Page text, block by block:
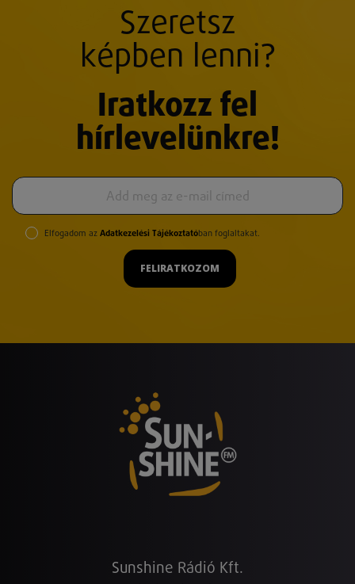
Szeretsz
képben lenni?
Iratkozz fel
hírlevelünkre!
Elfogadom az Adatkezelési Tájékoztatóban foglaltakat.
FELIRATKOZOM
Sunshine Rádió Kft.